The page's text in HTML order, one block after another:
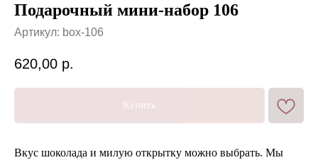
Подарочный мини-набор 106
Артикул: box-106
620,00 р.
Вкус шоколада и милую открытку можно выбрать. Мы